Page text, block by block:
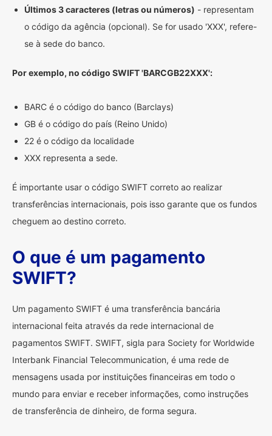
Últimos 3 caracteres (letras ou números) - representam
o código da agência (opcional). Se for usado 'XXX', refere-
se à sede do banco.
Por exemplo, no código SWIFT 'BARCGB22XXX':
BARC é o código do banco (Barclays)
GB é o código do país (Reino Unido)
22 é o código da localidade
XXX representa a sede.
É importante usar o código SWIFT correto ao realizar
transferências internacionais, pois isso garante que os fundos
cheguem ao destino correto.
O que é um pagamento
SWIFT?
Um pagamento SWIFT é uma transferência bancária
internacional feita através da rede internacional de
pagamentos SWIFT. SWIFT, sigla para Society for Worldwide
Interbank Financial Telecommunication, é uma rede de
mensagens usada por instituições financeiras em todo o
mundo para enviar e receber informações, como instruções
de transferência de dinheiro, de forma segura.